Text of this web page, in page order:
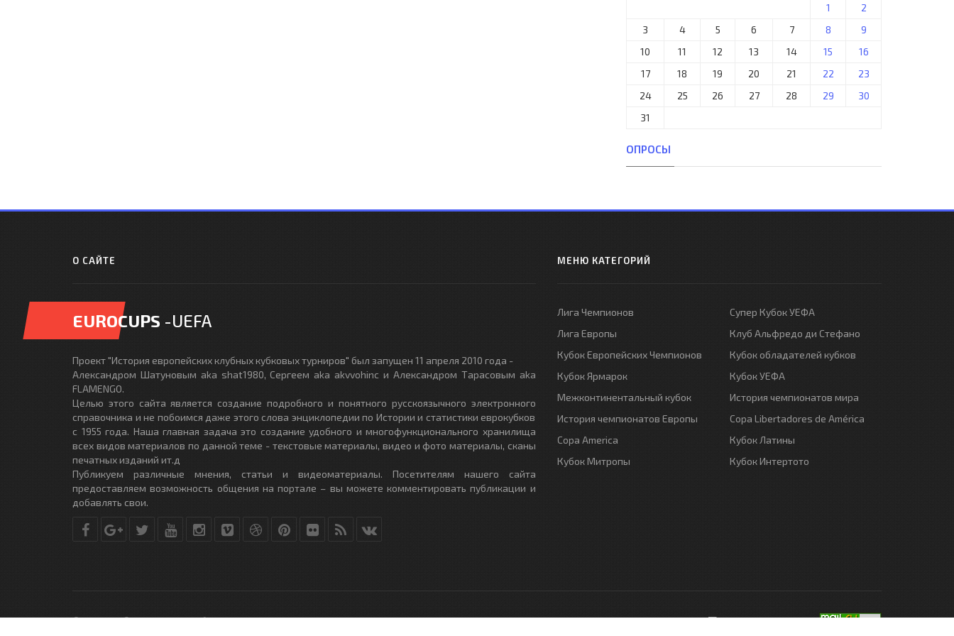
1
2
3
4 5 6 7 8
9
10
11 12 13 14 15
16
17
18 19 20 21 22
23
24
25 26 27 28 29
30
31
ОПРОСЫ
О САЙТЕ
EUROCUPS -UEFA
Проект "История европейских клубных кубковых турниров" был запущен 11 апреля 2010 года -
Александром Шатуновым aka shat1980, Сергеем aka akvvohinc и Александром Тарасовым aka
FLAMENGO.
Целью этого сайта является создание подробного и понятного русскоязычного электронного
справочника и не побоимся даже этого слова энциклопедии по Истории и статистики еврокубков
с 1955 года. Наша главная задача это создание удобного и многофункционального хранилища
всех видов материалов по данной теме - текстовые материалы, видео и фото материалы, сканы
печатных изданий ит.д
Публикуем различные мнения, статьи и видеоматериалы. Посетителям нашего сайта
предоставляем возможность общения на портале – вы можете комментировать публикации и
добавлять свои.
МЕНЮ КАТЕГОРИЙ
Лига Чемпионов
Лига Европы
Кубок Европейских Чемпионов
Кубок Ярмарок
Межконтинентальный кубок
История чемпионатов Европы
Copa America
Кубок Митропы
Супер Кубок УЕФА
Клуб Альфредо ди Стефано
Кубок обладателей кубков
Кубок УЕФА
История чемпионатов мира
Copa Libertadores de América
Кубок Латины
Кубок Интертото
© Copyright © 2010-2017. Разработано студиейDLE-THEME.RU- All Rights Reserved.